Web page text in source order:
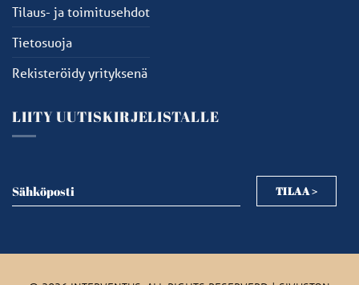
Tilaus- ja toimitusehdot
Tietosuoja
Rekisteröidy yrityksenä
LIITY UUTISKIRJELISTALLE
Sähköposti
Sähköposti TILAA >